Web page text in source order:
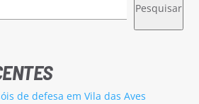
Pesquisar
de defesa em Vila das Aves